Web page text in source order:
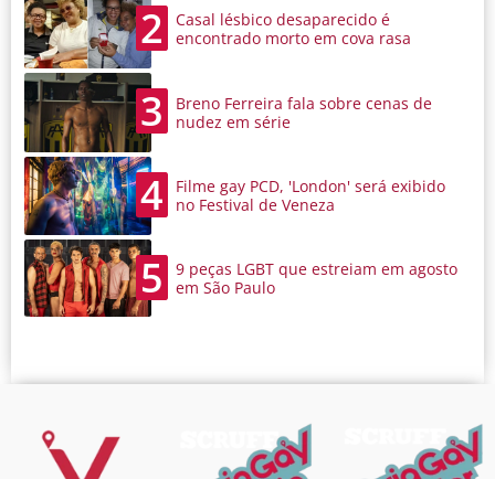
2
Casal lésbico desaparecido é
encontrado morto em cova rasa
3
Breno Ferreira fala sobre cenas de
nudez em série
4
Filme gay PCD, 'London' será exibido
no Festival de Veneza
5
9 peças LGBT que estreiam em agosto
em São Paulo